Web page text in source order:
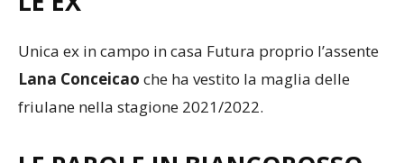
LE EX
Unica ex in campo in casa Futura proprio l’assente
che ha vestito la maglia delle
friulane nella stagione 2021/2022.